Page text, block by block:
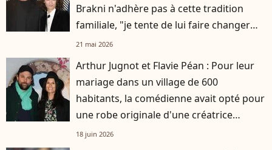
Brakni n'adhère pas à cette tradition
familiale, "je tente de lui faire changer
d'avis"
21 mai 2026
Arthur Jugnot et Flavie Péan : Pour leur
mariage dans un village de 600
habitants, la comédienne avait opté pour
une robe originale d'une créatrice
française
18 juin 2026